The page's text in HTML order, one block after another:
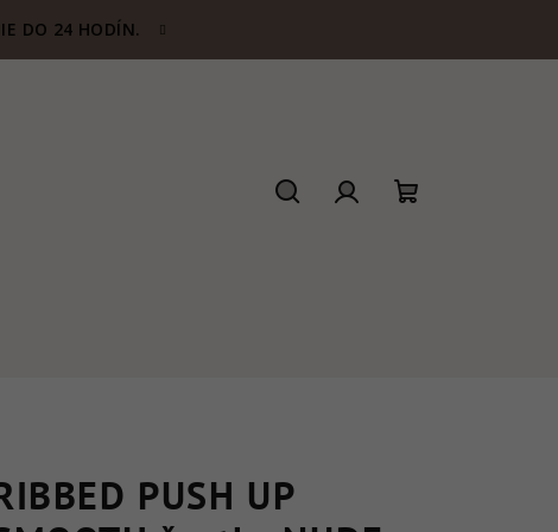
DO 24 HODÍN.
PUSH UP